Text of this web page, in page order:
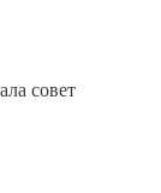
совет